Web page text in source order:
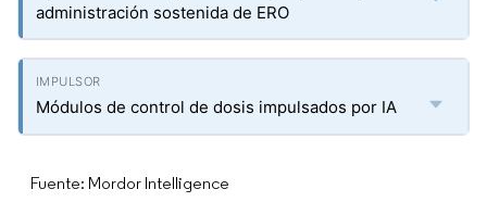
administración sostenida de ERO
Módulos de control de dosis impulsados por IA
Fuente: Mordor Intelligence